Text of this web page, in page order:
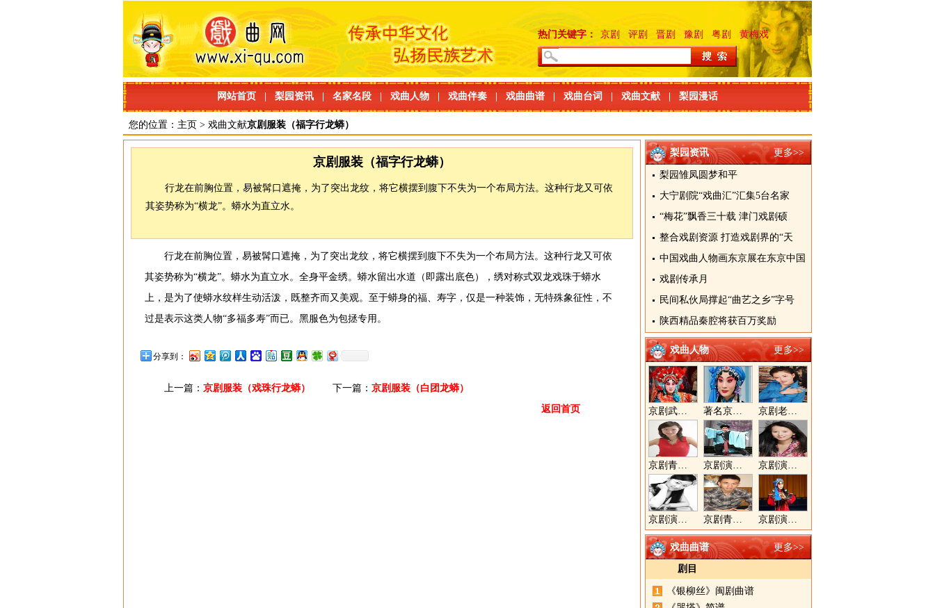
热门关键字： 京剧 评剧 晋剧 豫剧 粤剧 黄梅戏
网站首页 梨园资讯 名家名段 戏曲人物 戏曲伴奏 戏曲曲谱 戏曲台词 戏曲文献 梨园漫话
您的位置： 主页 > 戏曲文献京剧服装（福字行龙蟒）
京剧服装（福字行龙蟒）
行龙在前胸位置，易被髯口遮掩，为了突出龙纹，将它横摆到腹下不失为一个布局方法。这种行龙又可依
其姿势称为“横龙”。蟒水为直立水。
行龙在前胸位置，易被髯口遮掩，为了突出龙纹，将它横摆到腹下不失为一个布局方法。这种行龙又可依
其姿势称为“横龙”。蟒水为直立水。全身平金绣。蟒水留出水道（即露出底色），绣对称式双龙戏珠于蟒水
上，是为了使蟒水纹样生动活泼，既整齐而又美观。至于蟒身的福、寿字，仅是一种装饰，无特殊象征性，不
过是表示这类人物“多福多寿”而已。黑服色为包拯专用。
分享到：
上一篇： 京剧服装（戏珠行龙蟒） 下一篇： 京剧服装（白团龙蟒）
返回首页
更多>>
梨园资讯
梨园雏凤圆梦和平
大宁剧院“戏曲汇”汇集5台名家
“梅花”飘香三十载 津门戏剧硕
整合戏剧资源 打造戏剧界的“天
中国戏曲人物画东京展在东京中国
戏剧传承月
民间私伙局撑起“曲艺之乡”字号
陕西精品秦腔将获百万奖励
更多>>
戏曲人物
京剧武旦演员李静文 著名京剧演员李海燕 京剧老生演员胡晓楠
京剧青衣演员周利 京剧演员郝帅 京剧演员王奕戈
京剧演员陈晓霞 京剧青年演员郝杰 京剧演员张美超
更多>>
戏曲曲谱
剧目
《银柳丝》闽剧曲谱